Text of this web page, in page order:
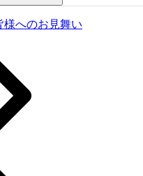
様へのお見舞い